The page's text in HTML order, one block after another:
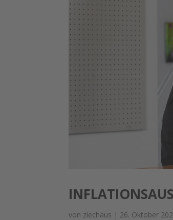
von ziechaus | 26. Oktober